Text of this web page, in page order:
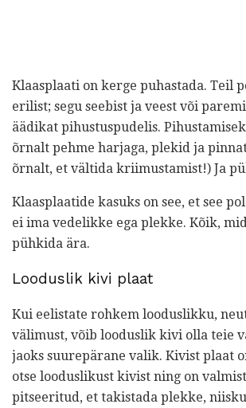
Klaasplaati on kerge puhastada. Teil
erilist; segu seebist ja veest või
äädikat pihustuspudelis.
õrnalt pehme harjaga, plekid ja
õrnalt, et vältida kriimustamist!) Ja
Klaasplaatide kasuks on see, et see
ei ima vedelikke ega plekke. Kõik,
pühkida ära.
Looduslik kivi plaat
Kui eelistate rohkem looduslikku,
välimust, võib looduslik kivi olla teie
jaoks suurepärane valik. Kivist plaat
otse looduslikust kivist ning on
pitseeritud, et takistada plekke,